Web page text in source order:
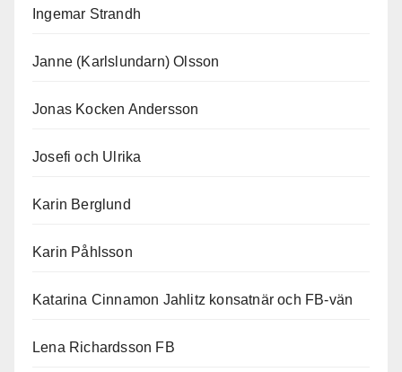
Ingemar Strandh
Janne (Karlslundarn) Olsson
Jonas Kocken Andersson
Josefi och Ulrika
Karin Berglund
Karin Påhlsson
Katarina Cinnamon Jahlitz konsatnär och FB-vän
Lena Richardsson FB